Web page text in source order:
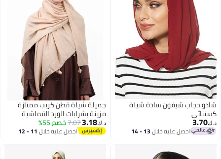
شادو حجاب شيفون سادة شيلة
كستنائي
د.ك‏3.70
احصل عليه خلال 13 - 14
جميلة شيلة قطن كريب ممتازة
مزينة بشرابات الورد القماشية
وحبات اللؤلؤ (بيج رملي / نود ناعم)
د.ك‏3.18
7.07خصم 55%
احصل عليه خلال 11 - 12